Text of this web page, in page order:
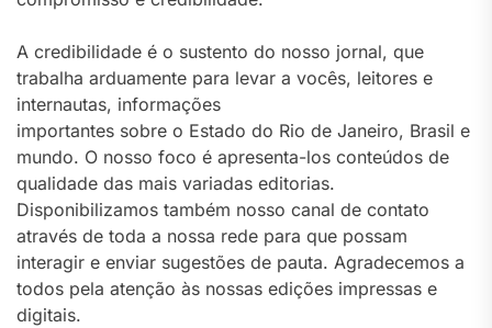
A credibilidade é o sustento do nosso jornal, que
trabalha arduamente para levar a vocês, leitores e
internautas, informações
importantes sobre o Estado do Rio de Janeiro, Brasil e
mundo. O nosso foco é apresenta-los conteúdos de
qualidade das mais variadas editorias.
Disponibilizamos também nosso canal de contato
através de toda a nossa rede para que possam
interagir e enviar sugestões de pauta. Agradecemos a
todos pela atenção às nossas edições impressas e
digitais.